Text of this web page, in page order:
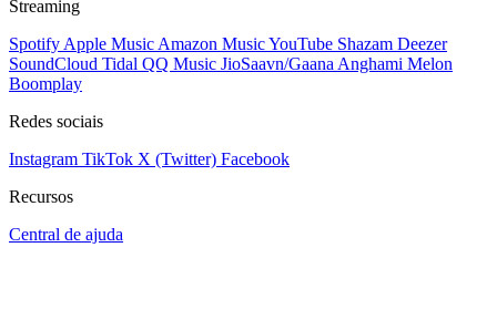
Streaming
Spotify Apple Music Amazon MusicYouTube Shazam Deezer
SoundCloud Tidal QQ Music JioSaavn/Gaana Anghami Melon
Boomplay
Redes sociais
Instagram TikTok X (Twitter) Facebook
Recursos
Central de ajuda